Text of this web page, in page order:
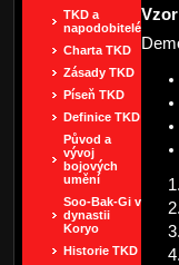
TKD a
napodobitelé
Charta TKD
Zásady TKD
Píseň TKD
Definice TKD
Původ a
vývoj
bojových
umění
Soo-Bak-Gi v
dynastii
Koryo
Historie TKD